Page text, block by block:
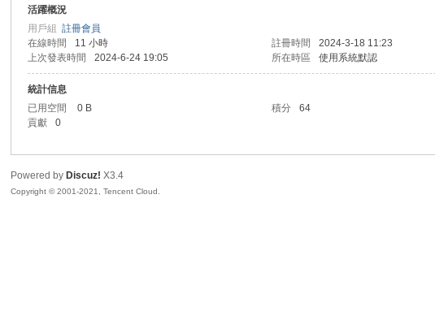
帆
活躍概況
用戶組註冊會員
在線時間
11 小時 註冊時間 2024-3-18 11:23
上次發表時間
2024-6-24 19:05 所在時區 使用系統默認
統計信息
已用空間
0 B 積分 64
貢獻
0
Powered by Discuz! X3.4
Copyright © 2001-2021, Tencent Cloud.